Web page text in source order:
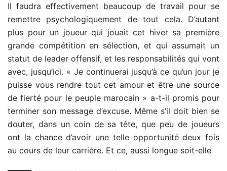
Il faudra effectivement beaucoup de travail pour se
remettre psychologiquement de tout cela. D’autant
plus pour un joueur qui jouait cet hiver sa première
grande compétition en sélection, et qui assumait un
statut de leader offensif, et les responsabilités qui vont
avec, jusqu’ici. « Je continuerai jusqu’à ce qu’un jour je
puisse vous rendre tout cet amour et être une source
de fierté pour le peuple marocain » a-t-il promis pour
terminer son message d’excuse. Même s’il doit bien se
douter, dans un coin de sa tête, que peu de joueurs
ont la chance d’avoir une telle opportunité deux fois
au cours de leur carrière. Et ce, aussi longue soit-elle